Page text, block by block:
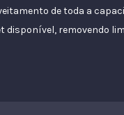
de toda a
disponível, removendo